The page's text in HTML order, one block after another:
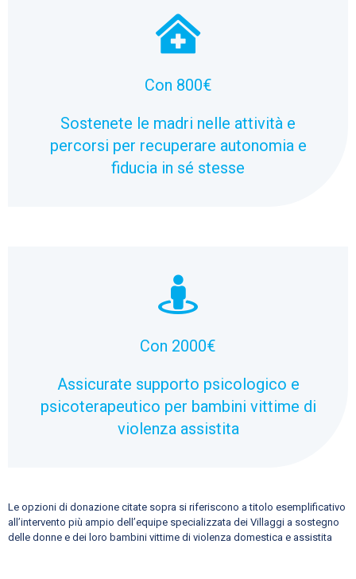
Con 800€
Sostenete le madri nelle attività e
percorsi per recuperare autonomia e
fiducia in sé stesse
Con 2000€
Assicurate supporto psicologico e
psicoterapeutico per bambini vittime di
violenza assistita
Le opzioni di donazione citate sopra si riferiscono a titolo esemplificativo
all’intervento più ampio dell’equipe specializzata dei Villaggi a sostegno
delle donne e dei loro bambini vittime di violenza domestica e assistita